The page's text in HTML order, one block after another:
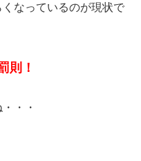
なっているのが現状で
則！
・・